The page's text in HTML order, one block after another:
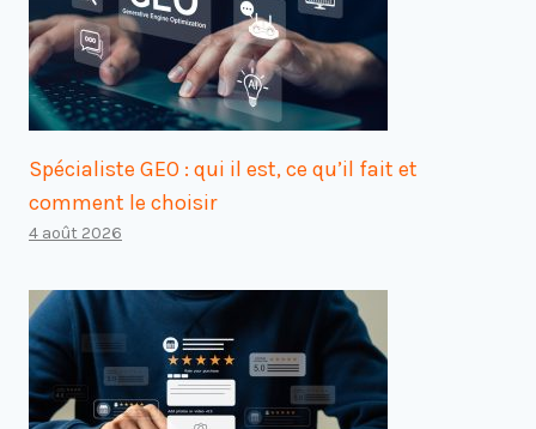
Spécialiste GEO : qui il est, ce qu’il fait et
comment le choisir
4 août 2026